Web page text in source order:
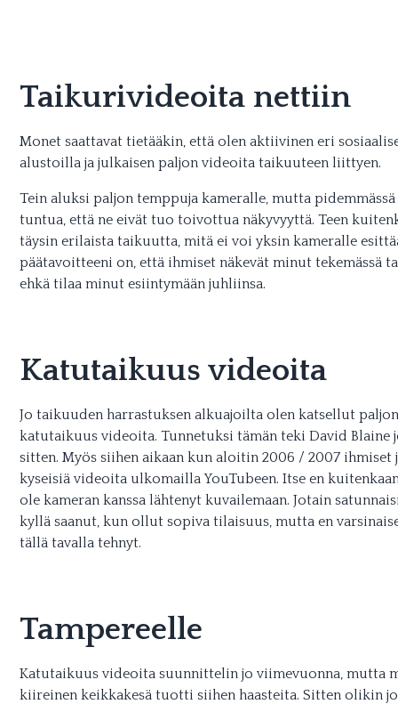
Taikurivideoita nettiin
Monet saattavat tietääkin, että olen aktiivinen eri
alustoilla ja julkaisen paljon videoita taikuuteen liittyen.
Tein aluksi paljon temppuja kameralle, mutta
tuntua, että ne eivät tuo toivottua näkyvyyttä. Teen
täysin erilaista taikuutta, mitä ei voi yksin kameralle
päätavoitteeni on, että ihmiset näkevät minut tekemässä
ehkä tilaa minut esiintymään juhliinsa.
Katutaikuus videoita
Jo taikuuden harrastuksen alkuajoilta olen katsellut
katutaikuus videoita. Tunnetuksi tämän teki David Blaine
sitten. Myös siihen aikaan kun aloitin 2006 / 2007
kyseisiä videoita ulkomailla YouTubeen. Itse en
ole kameran kanssa lähtenyt kuvailemaan. Jotain
kyllä saanut, kun ollut sopiva tilaisuus, mutta en
tällä tavalla tehnyt.
Tampereelle
Katutaikuus videoita suunnittelin jo viimevuonna, mutta
kiireinen keikkakesä tuotti siihen haasteita. Sitten olikin jo